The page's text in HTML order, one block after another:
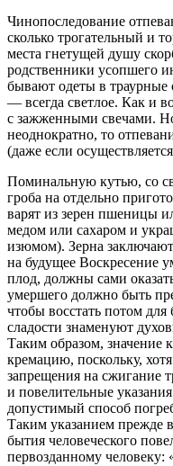
Чинопоследование
сколько трогательный и
места гнетущей душу
родственники усопшего
бывают одеты в траурные
— всегда светлое. Как и
с зажженными свечами.
неоднократно, то
(даже если
Поминальную кутью, со
гроба на отдельно
варят из зерен пшеницы
медом или сахаром и
изюмом). Зерна
на будущее Воскресение
плод, должны сами
умершего должно быть
чтобы восстать потом
сладости знаменуют
Таким образом, значение
кремацию, поскольку,
запрещения на сжигание
и повелительные
допустимый способ
Таким указанием прежде
бытия человеческого
первозданному